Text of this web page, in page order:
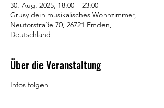
30. Aug. 2025, 18:00 – 23:00
Grusy dein musikalisches Wohnzimmer,
Neutorstraße 70, 26721 Emden,
Deutschland
Über die Veranstaltung
Infos folgen